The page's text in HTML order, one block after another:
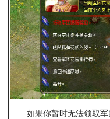
如果你暂时无法领取